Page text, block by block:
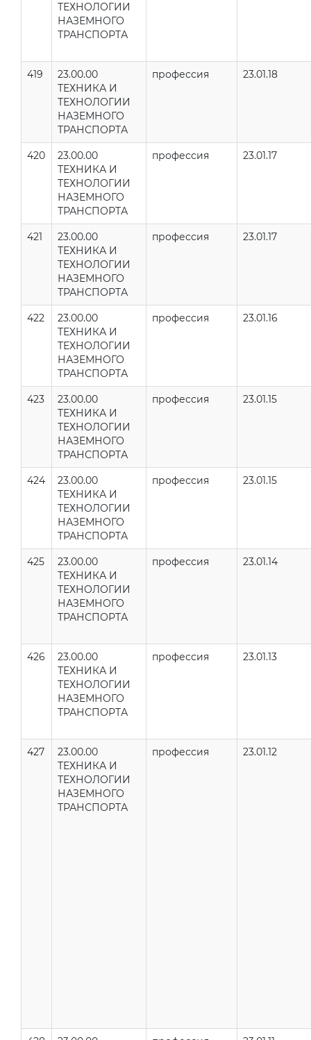
ТЕХНОЛОГИИ
НАЗЕМНОГО
ТРАНСПОРТА
419
23.00.00
ТЕХНИКА И
ТЕХНОЛОГИИ
НАЗЕМНОГО
ТРАНСПОРТА
профессия 23.01.18
420
23.00.00
ТЕХНИКА И
ТЕХНОЛОГИИ
НАЗЕМНОГО
ТРАНСПОРТА
профессия 23.01.17
421
23.00.00
ТЕХНИКА И
ТЕХНОЛОГИИ
НАЗЕМНОГО
ТРАНСПОРТА
профессия 23.01.17
422
23.00.00
ТЕХНИКА И
ТЕХНОЛОГИИ
НАЗЕМНОГО
ТРАНСПОРТА
профессия 23.01.16
423
23.00.00
ТЕХНИКА И
ТЕХНОЛОГИИ
НАЗЕМНОГО
ТРАНСПОРТА
профессия 23.01.15
424
23.00.00
ТЕХНИКА И
ТЕХНОЛОГИИ
НАЗЕМНОГО
ТРАНСПОРТА
профессия 23.01.15
425
23.00.00
ТЕХНИКА И
ТЕХНОЛОГИИ
НАЗЕМНОГО
ТРАНСПОРТА
профессия 23.01.14
426
23.00.00
ТЕХНИКА И
ТЕХНОЛОГИИ
НАЗЕМНОГО
ТРАНСПОРТА
профессия 23.01.13
427
23.00.00
ТЕХНИКА И
ТЕХНОЛОГИИ
НАЗЕМНОГО
ТРАНСПОРТА
профессия 23.01.12